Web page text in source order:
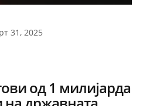
31, 2025
од 1 милијарда